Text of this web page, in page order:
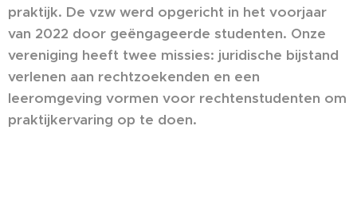
praktijk. De vzw werd opgericht in het voorjaar
van 2022 door geëngageerde studenten. Onze
vereniging heeft twee missies: juridische bijstand
verlenen aan rechtzoekenden en een
leeromgeving vormen voor rechtenstudenten om
praktijkervaring op te doen.